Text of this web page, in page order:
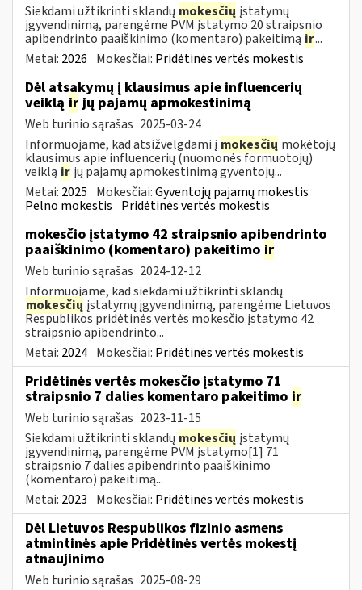
Siekdami užtikrinti sklandų mokesčių įstatymų
įgyvendinimą, parengėme PVM įstatymo 20 straipsnio
apibendrinto paaiškinimo (komentaro) pakeitimą ir...
Metai: 2026 Mokesčiai: Pridėtinės vertės mokestis
Dėl atsakymų į klausimus apie influencerių
veiklą irjų pajamų apmokestinimą
Web turinio sąrašas 2025-03-24
Informuojame, kad atsižvelgdami į mokesčių mokėtojų
klausimus apie influencerių (nuomonės formuotojų)
veiklą ir jų pajamų apmokestinimą gyventojų...
Metai: 2025 Mokesčiai:Gyventojų pajamų mokestis
Pelno mokestis Pridėtinės vertės mokestis
mokesčio įstatymo 42 straipsnio apibendrinto
paaiškinimo (komentaro) pakeitimo ir
Web turinio sąrašas 2024-12-12
Informuojame, kad siekdami užtikrinti sklandų
mokesčių įstatymų įgyvendinimą, parengėme Lietuvos
Respublikos pridėtinės vertės mokesčio įstatymo 42
straipsnio apibendrinto...
Metai: 2024 Mokesčiai: Pridėtinės vertės mokestis
Pridėtinės vertės mokesčio įstatymo 71
straipsnio 7 dalies komentaro pakeitimo ir
Web turinio sąrašas 2023-11-15
Siekdami užtikrinti sklandų mokesčių įstatymų
įgyvendinimą, parengėme PVM įstatymo[1] 71
straipsnio 7 dalies apibendrinto paaiškinimo
(komentaro) pakeitimą...
Metai: 2023 Mokesčiai: Pridėtinės vertės mokestis
Dėl Lietuvos Respublikos fizinio asmens
atmintinės apie Pridėtinės vertės mokestį
atnaujinimo
Web turinio sąrašas 2025-08-29